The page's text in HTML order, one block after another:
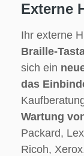
Externe
Ihr externe
Braille-
sich ein
das
Wartung
Packard,
Ricoh,